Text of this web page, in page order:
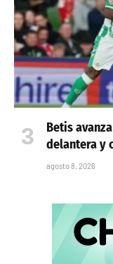
Betis
delantera y
agosto 8, 2026